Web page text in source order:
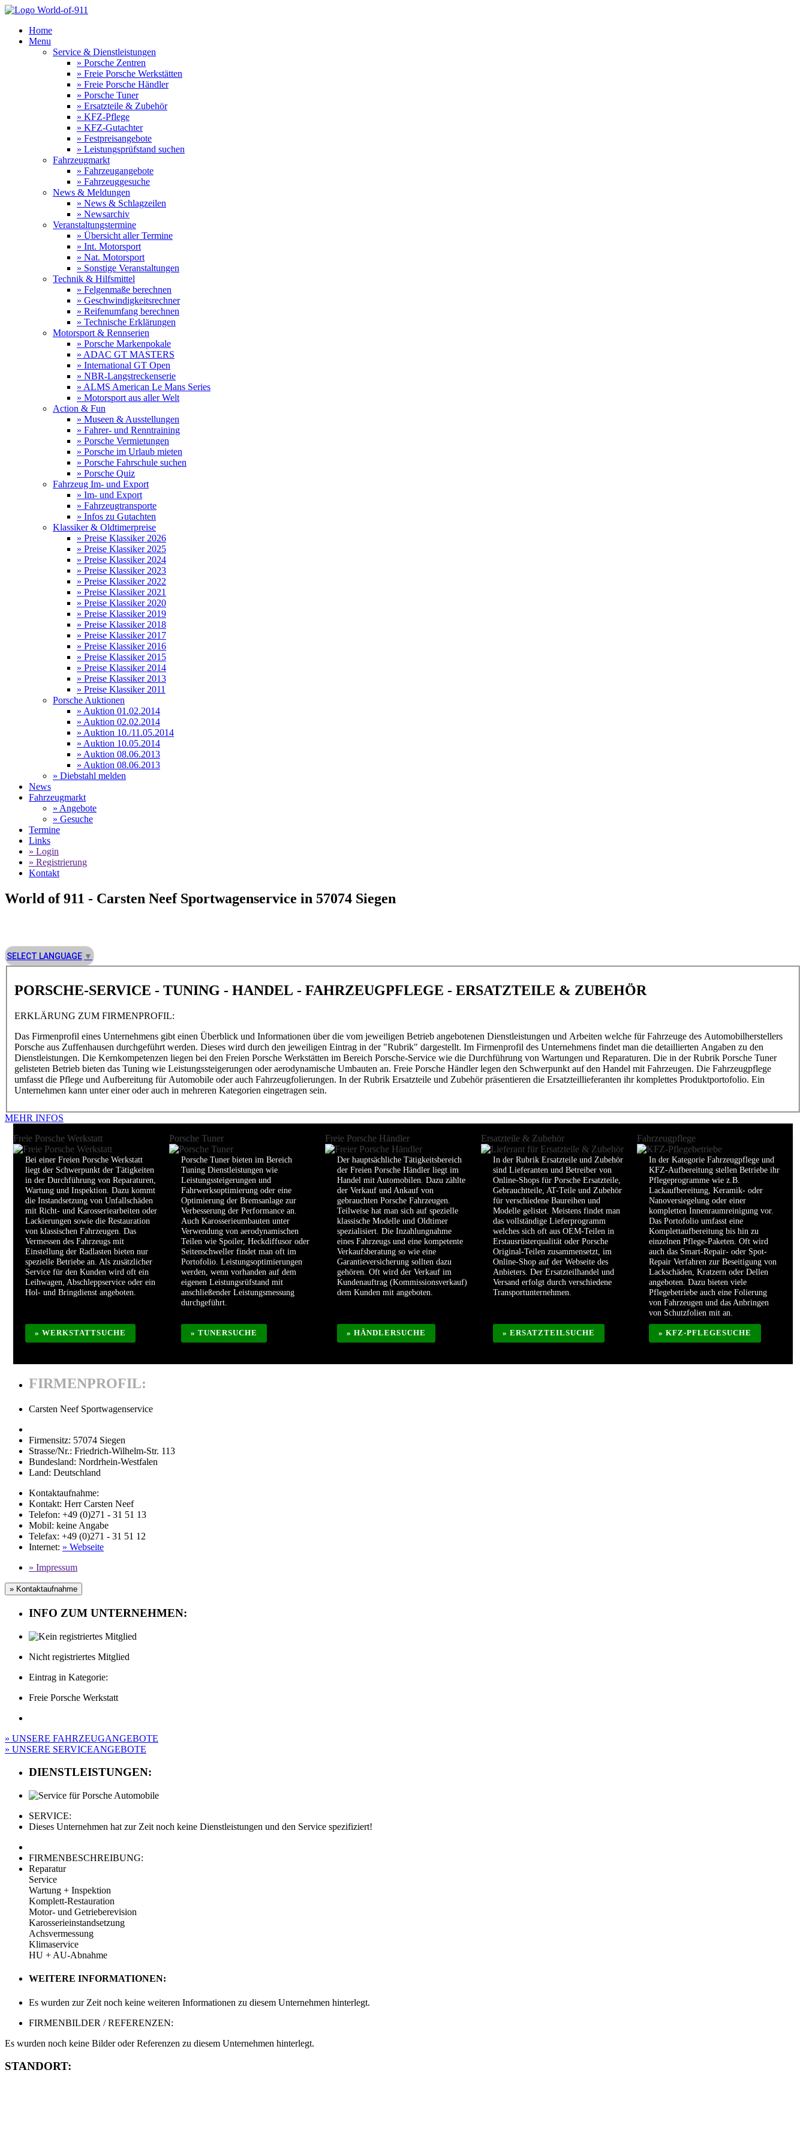
Home
Menu
Service & Dienstleistungen
» Porsche Zentren
» Freie Porsche Werkstätten
» Freie Porsche Händler
» Porsche Tuner
» Ersatzteile & Zubehör
» KFZ-Pflege
» KFZ-Gutachter
» Festpreisangebote
» Leistungsprüfstand suchen
Fahrzeugmarkt
» Fahrzeugangebote
» Fahrzeuggesuche
News & Meldungen
» News & Schlagzeilen
» Newsarchiv
Veranstaltungstermine
» Übersicht aller Termine
» Int. Motorsport
» Nat. Motorsport
» Sonstige Veranstaltungen
Technik & Hilfsmittel
» Felgenmaße berechnen
» Geschwindigkeitsrechner
» Reifenumfang berechnen
» Technische Erklärungen
Motorsport & Rennserien
» Porsche Markenpokale
» ADAC GT MASTERS
» International GT Open
» NBR-Langstreckenserie
» ALMS American Le Mans Series
» Motorsport aus aller Welt
Action & Fun
» Museen & Ausstellungen
» Fahrer- und Renntraining
» Porsche Vermietungen
» Porsche im Urlaub mieten
» Porsche Fahrschule suchen
» Porsche Quiz
Fahrzeug Im- und Export
» Im- und Export
» Fahrzeugtransporte
» Infos zu Gutachten
Klassiker & Oldtimerpreise
» Preise Klassiker 2026
» Preise Klassiker 2025
» Preise Klassiker 2024
» Preise Klassiker 2023
» Preise Klassiker 2022
» Preise Klassiker 2021
» Preise Klassiker 2020
» Preise Klassiker 2019
» Preise Klassiker 2018
» Preise Klassiker 2017
» Preise Klassiker 2016
» Preise Klassiker 2015
» Preise Klassiker 2014
» Preise Klassiker 2013
» Preise Klassiker 2011
Porsche Auktionen
» Auktion 01.02.2014
» Auktion 02.02.2014
» Auktion 10./11.05.2014
» Auktion 10.05.2014
» Auktion 08.06.2013
» Auktion 08.06.2013
» Diebstahl melden
News
Fahrzeugmarkt
» Angebote
» Gesuche
Termine
Links
» Login
» Registrierung
Kontakt
World of 911 - Carsten Neef Sportwagenservice in 57074 Siegen
SELECT LANGUAGE ▼
PORSCHE-SERVICE - TUNING - HANDEL - FAHRZEUGPFLEGE - ERSATZTEILE & ZUBEHÖR
ERKLÄRUNG ZUM FIRMENPROFIL:
Das Firmenprofil eines Unternehmens gibt einen Überblick und Informationen über die vom jeweiligen Betrieb angebotenen Dienstleistungen und Arbeiten welche für Fahrzeuge des Automobilherstellers
Porsche aus Zuffenhausen durchgeführt werden. Dieses wird durch den jeweiligen Eintrag in der "Rubrik" dargestellt. Im Firmenprofil des Unternehmens findet man die detaillierten Angaben zu den
Dienstleistungen. Die Kernkompetenzen liegen bei den Freien Porsche Werkstätten im Bereich Porsche-Service wie die Durchführung von Wartungen und Reparaturen. Die in der Rubrik Porsche Tuner
gelisteten Betrieb bieten das Tuning wie Leistungssteigerungen oder aerodynamische Umbauten an. Freie Porsche Händler legen den Schwerpunkt auf den Handel mit Fahrzeugen. Die Fahrzeugpflege
umfasst die Pflege und Aufbereitung für Automobile oder auch Fahrzeugfolierungen. In der Rubrik Ersatzteile und Zubehör präsentieren die Ersatzteillieferanten ihr komplettes Produktportofolio. Ein
Unternehmen kann unter einer oder auch in mehreren Kategorien eingetragen sein.
MEHR INFOS
Freie Porsche Werkstatt
Bei einer Freien Porsche Werkstatt
liegt der Schwerpunkt der Tätigkeiten
in der Durchführung von Reparaturen,
Wartung und Inspektion. Dazu kommt
die Instandsetzung von Unfallschäden
mit Richt- und Karosseriearbeiten oder
Lackierungen sowie die Restauration
von klassischen Fahrzeugen. Das
Vermessen des Fahrzeugs mit
Einstellung der Radlasten bieten nur
spezielle Betriebe an. Als zusätzlicher
Service für den Kunden wird oft ein
Leihwagen, Abschleppservice oder ein
Hol- und Bringdienst angeboten.
» WERKSTATTSUCHE
Porsche Tuner
Porsche Tuner bieten im Bereich
Tuning Dienstleistungen wie
Leistungssteigerungen und
Fahrwerksoptimierung oder eine
Optimierung der Bremsanlage zur
Verbesserung der Performance an.
Auch Karosserieumbauten unter
Verwendung von aerodynamischen
Teilen wie Spoiler, Heckdiffusor oder
Seitenschweller findet man oft im
Portofolio. Leistungsoptimierungen
werden, wenn vorhanden auf dem
eigenen Leistungsrüfstand mit
anschließender Leistungsmessung
durchgeführt.
» TUNERSUCHE
Freie Porsche Händler
Der hauptsächliche Tätigkeitsbereich
der Freien Porsche Händler liegt im
Handel mit Automobilen. Dazu zählte
der Verkauf und Ankauf von
gebrauchten Porsche Fahrzeugen.
Teilweise hat man sich auf spezielle
klassische Modelle und Oldtimer
spezialisiert. Die Inzahlungnahme
eines Fahrzeugs und eine kompetente
Verkaufsberatung so wie eine
Garantieversicherung sollten dazu
gehören. Oft wird der Verkauf im
Kundenauftrag (Kommissionsverkauf)
dem Kunden mit angeboten.
» HÄNDLERSUCHE
Ersatzteile & Zubehör
In der Rubrik Ersatzteile und Zubehör
sind Lieferanten und Betreiber von
Online-Shops für Porsche Ersatzteile,
Gebrauchtteile, AT-Teile und Zubehör
für verschiedene Baureihen und
Modelle gelistet. Meistens findet man
das vollständige Lieferprogramm
welches sich oft aus OEM-Teilen in
Erstausrüsterqualität oder Porsche
Original-Teilen zusammensetzt, im
Online-Shop auf der Webseite des
Anbieters. Der Ersatzteilhandel und
Versand erfolgt durch verschiedene
Transportunternehmen.
» ERSATZTEILSUCHE
Fahrzeugpflege
In der Kategorie Fahrzeugpflege und
KFZ-Aufbereitung stellen Betriebe ihr
Pflegeprogramme wie z.B.
Lackaufbereitung, Keramik- oder
Nanoversiegelung oder einer
kompletten Innenraumreinigung vor.
Das Portofolio umfasst eine
Komplettaufbereitung bis hin zu
einzelnen Pflege-Paketen. Oft wird
auch das Smart-Repair- oder Spot-
Repair Verfahren zur Beseitigung von
Lackschäden, Kratzern oder Dellen
angeboten. Dazu bieten viele
Pflegebetriebe auch eine Folierung
von Fahrzeugen und das Anbringen
von Schutzfolien mit an.
» KFZ-PFLEGESUCHE
FIRMENPROFIL:
Carsten Neef Sportwagenservice
Firmensitz: 57074 Siegen
Strasse/Nr.: Friedrich-Wilhelm-Str. 113
Bundesland: Nordrhein-Westfalen
Land: Deutschland
Kontaktaufnahme:
Kontakt: Herr Carsten Neef
Telefon: +49 (0)271 - 31 51 13
Mobil: keine Angabe
Telefax: +49 (0)271 - 31 51 12
Internet: » Webseite
» Impressum
» Kontaktaufnahme
INFO ZUM UNTERNEHMEN:
Nicht registriertes Mitglied
Eintrag in Kategorie:
Freie Porsche Werkstatt
» UNSERE FAHRZEUGANGEBOTE
» UNSERE SERVICEANGEBOTE
DIENSTLEISTUNGEN:
SERVICE:
Dieses Unternehmen hat zur Zeit noch keine Dienstleistungen und den Service spezifiziert!
FIRMENBESCHREIBUNG:
Reparatur
Service
Wartung + Inspektion
Komplett-Restauration
Motor- und Getrieberevision
Karosserieinstandsetzung
Achsvermessung
Klimaservice
HU + AU-Abnahme
WEITERE INFORMATIONEN:
Es wurden zur Zeit noch keine weiteren Informationen zu diesem Unternehmen hinterlegt.
FIRMENBILDER / REFERENZEN:
Es wurden noch keine Bilder oder Referenzen zu diesem Unternehmen hinterlegt.
STANDORT: